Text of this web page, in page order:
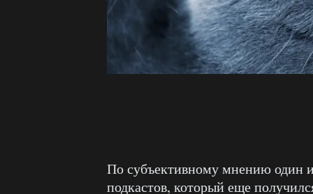
По субъективному мнению один
подкастов, который еще